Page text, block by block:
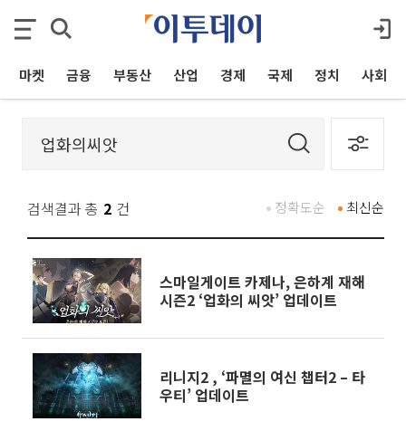
마켓 금융 부동산 산업 경제 국제 정치 사회
검색결과 총 2 건 최신순
정확도순
스마일게이트 카제나, 은하계 재해
시즌2 ‘업화의 씨앗’ 업데이트
리니지2 , ‘파멸의 여신 챕터2 – 타
우티’ 업데이트